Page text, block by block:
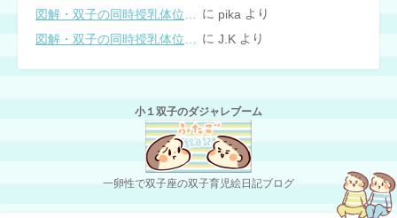
に pika より
に J.K より
小１双子のダジャレブーム
一卵性で双子座の双子育児絵日記ブログ